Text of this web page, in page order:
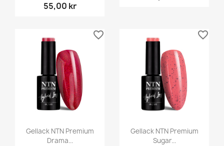
55,00 kr
Gellack NTN Premium
Drama...
favorite_border
Gellack NTN Premium
Sugar...
favorite_border